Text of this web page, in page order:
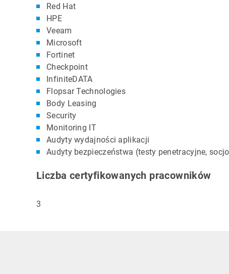
Red Hat
HPE
Veeam
Microsoft
Fortinet
Checkpoint
InfiniteDATA
Flopsar Technologies
Body Leasing
Security
Monitoring IT
Audyty wydajności aplikacji
Audyty bezpieczeństwa (testy penetracyjne,
Liczba certyfikowanych pracowników
3